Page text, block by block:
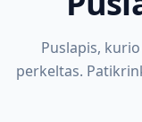
Puslapis,
perkeltas.